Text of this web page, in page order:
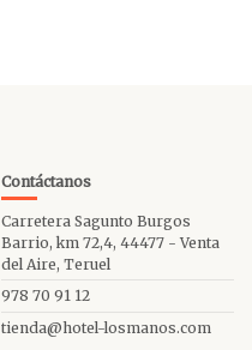
Contáctanos
Carretera Sagunto Burgos
Barrio, km 72,4, 44477 - Venta
del Aire, Teruel
978 70 91 12
tienda@hotel-losmanos.com